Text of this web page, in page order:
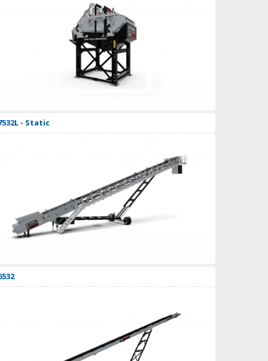
- Static